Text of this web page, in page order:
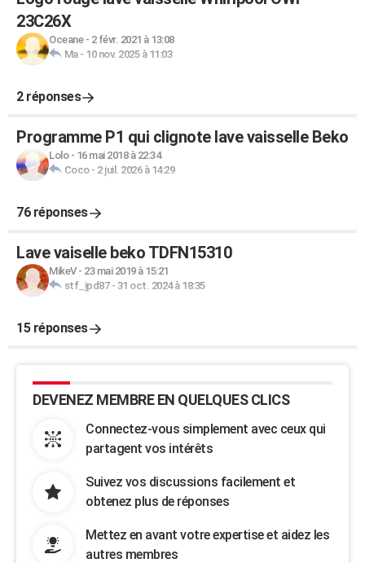
23C26X
Oceane- 2 févr. 2021 à 13:08
Ma- 10 nov. 2025 à 11:03
2 réponses
Programme P1 qui clignote lave vaisselle Beko
Lolo- 16 mai 2018 à 22:34
Coco- 2 juil. 2026 à 14:29
76 réponses
Lave vaiselle beko TDFN15310
MikeV- 23 mai 2019 à 15:21
stf_jpd87- 31 oct. 2024 à 18:35
15 réponses
DEVENEZ MEMBRE EN QUELQUES CLICS
Connectez-vous simplement avec ceux qui
partagent vos intérêts
Suivez vos discussions facilement et
obtenez plus de réponses
Mettez en avant votre expertise et aidez les
autres membres